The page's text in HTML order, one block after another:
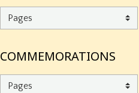
COMMEMORATIONS